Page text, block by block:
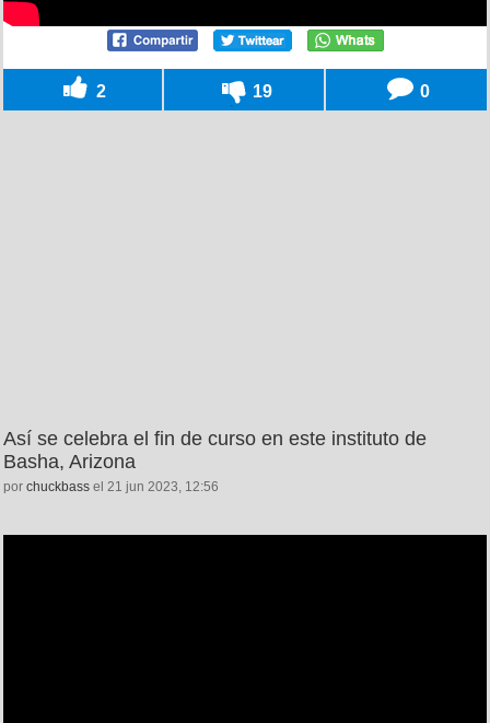
2 19 0
Así se celebra el fin de curso en este instituto de
Basha, Arizona
por chuckbass el 21 jun 2023, 12:56